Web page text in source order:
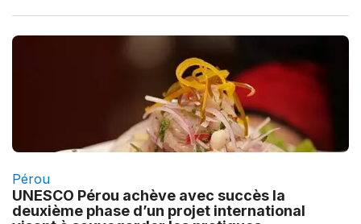
Pérou
UNESCO Pérou achève avec succès la
deuxième phase d’un projet international